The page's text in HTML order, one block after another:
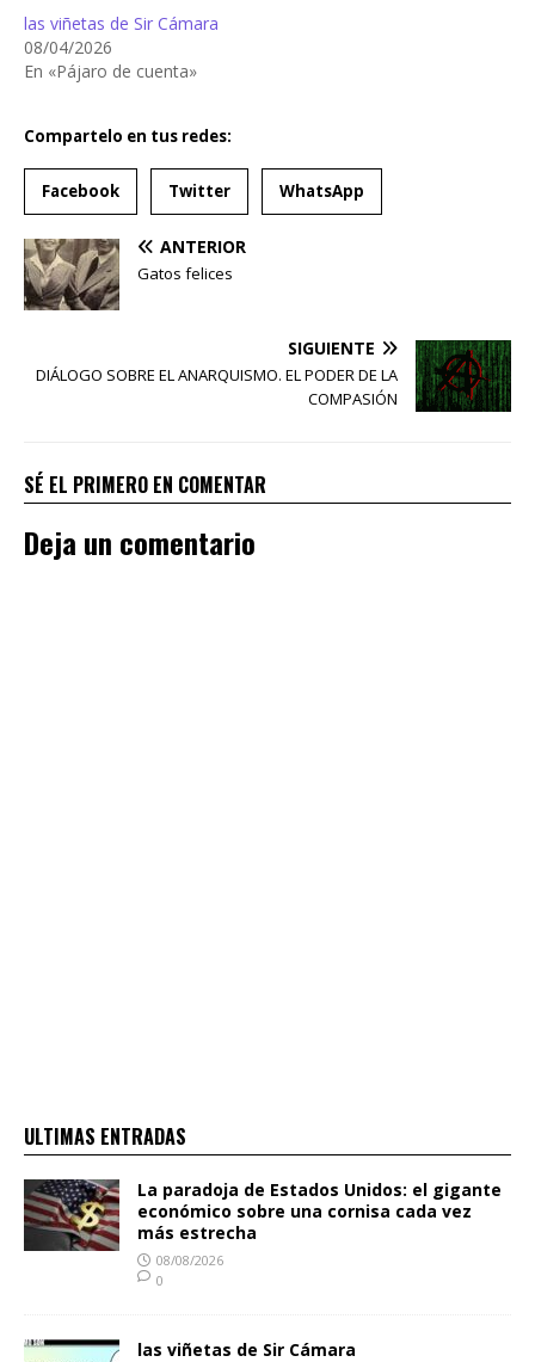
las viñetas de Sir Cámara
08/04/2026
En «Pájaro de cuenta»
Compartelo en tus redes:
Facebook Twitter WhatsApp
ANTERIOR
Gatos felices
SIGUIENTE
DIÁLOGO SOBRE EL ANARQUISMO. EL PODER DE LA
COMPASIÓN
SÉ EL PRIMERO EN COMENTAR
Deja un comentario
ULTIMAS ENTRADAS
La paradoja de Estados Unidos: el gigante
económico sobre una cornisa cada vez
más estrecha
08/08/2026
0
las viñetas de Sir Cámara